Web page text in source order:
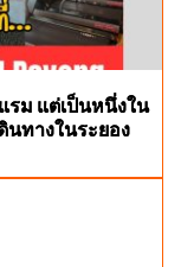
รม แต่เป็นหนึ่งใน
นทางในระยอง